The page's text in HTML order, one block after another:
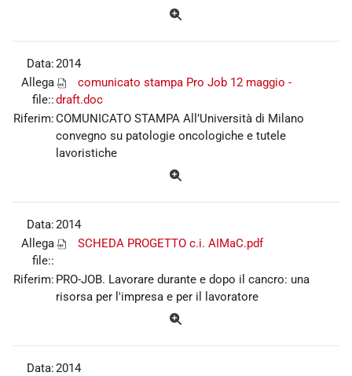
Data:2014
Allega
file::
comunicato stampa Pro Job 12 maggio -
draft.doc
Riferim:COMUNICATO STAMPA All’Università di Milano
convegno su patologie oncologiche e tutele
lavoristiche
Data:2014
Allega
file::
SCHEDA PROGETTO c.i. AIMaC.pdf
Riferim: PRO-JOB. Lavorare durante e dopo il cancro: una
risorsa per l'impresa e per il lavoratore
Data:2014